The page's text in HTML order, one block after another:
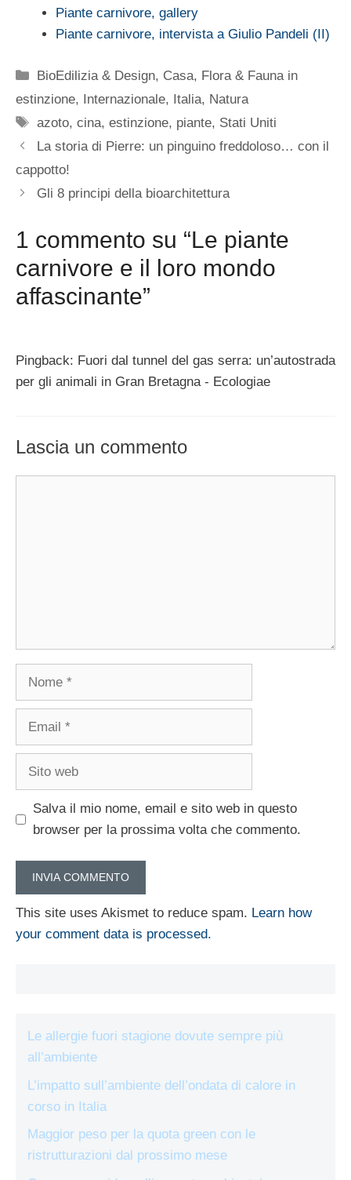
Piante carnivore, gallery
Piante carnivore, intervista a Giulio Pandeli (II)
Categorie
BioEdilizia & Design, Casa, Flora & Fauna in
estinzione, Internazionale, Italia, Natura
Tag
azoto,cina,estinzione, piante, Stati Uniti
La storia di Pierre: un pinguino freddoloso… con il
cappotto!
Gli 8 principi della bioarchitettura
1 commento su “Le piante
carnivore e il loro mondo
affascinante”
Pingback: Fuori dal tunnel del gas serra: un’autostrada
per gli animali in Gran Bretagna - Ecologiae
Lascia un commento
Nome
Email
Sito
Salva il mio nome, email e sito web in questo
browser per la prossima volta che commento.
This site uses Akismet to reduce spam. Learn how
your comment data is processed.
Le allergie fuori stagione dovute sempre più
all’ambiente
L’impatto sull’ambiente dell’ondata di calore in
corso in Italia
Maggior peso per la quota green con le
ristrutturazioni dal prossimo mese